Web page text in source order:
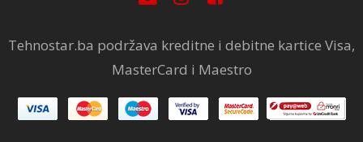
Tehnostar.ba podržava kreditne i debitne kartice Visa,
MasterCard i Maestro